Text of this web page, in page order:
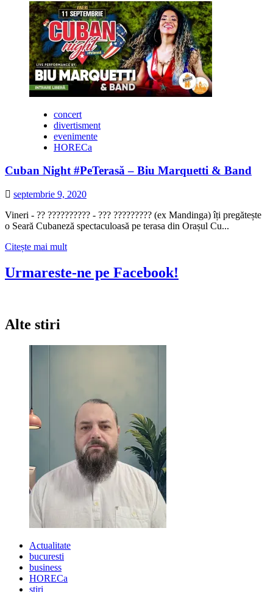
multe
despre
toamna
aurie
cu
muzica
live
pe
Hop
Garden
concert
divertisment
evenimente
HORECa
Cuban Night #PeTerasă – Biu Marquetti & Band
septembrie 9, 2020
Vineri - ?? ?????????? - ??? ????????? (ex Mandinga) îți pregătește
o Seară Cubaneză spectaculoasă pe terasa din Orașul Cu...
Citește mai multCitește
despre
Marquetti
Urmareste-ne pe Facebook!
Alte stiri
Actualitate
bucuresti
business
HORECa
stiri